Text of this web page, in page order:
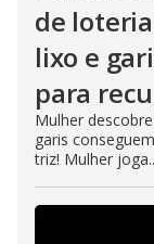
de
lixo e
para
Mulher
garis
triz! Mulher